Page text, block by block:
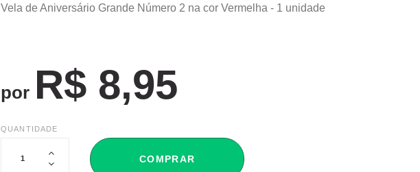
Vela de Aniversário Grande Número 2 na cor Vermelha - 1 unidade
por R$ 8,95
QUANTIDADE
COMPRAR